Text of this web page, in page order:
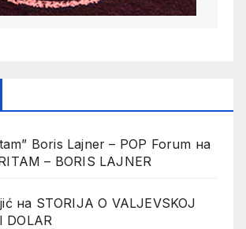
Boris Lajner – POP Forum на
– BORIS LAJNER
на STORIJA O VALJEVSKOJ
DOLAR